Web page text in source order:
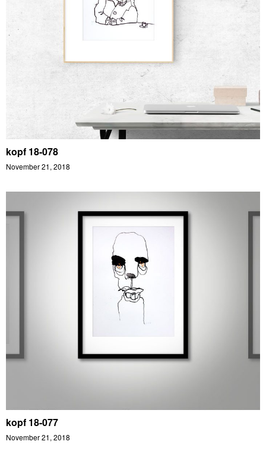
kopf 18-078
November 21, 2018
kopf 18-077
November 21, 2018